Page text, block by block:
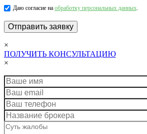
Даю согласие на обработку персональных данных.
×
ПОЛУЧИТЬ КОНСУЛЬТАЦИЮ
×